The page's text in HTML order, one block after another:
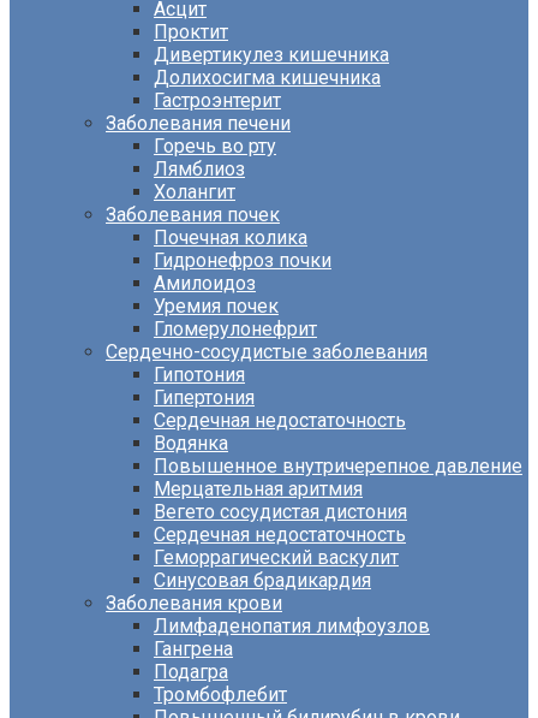
Асцит
Проктит
Дивертикулез кишечника
Долихосигма кишечника
Гастроэнтерит
Заболевания печени
Горечь во рту
Лямблиоз
Холангит
Заболевания почек
Почечная колика
Гидронефроз почки
Амилоидоз
Уремия почек
Гломерулонефрит
Сердечно-сосудистые заболевания
Гипотония
Гипертония
Сердечная недостаточность
Водянка
Повышенное внутричерепное давление
Мерцательная аритмия
Вегето сосудистая дистония
Сердечная недостаточность
Геморрагический васкулит
Синусовая брадикардия
Заболевания крови
Лимфаденопатия лимфоузлов
Гангрена
Подагра
Тромбофлебит